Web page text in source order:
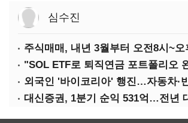
심수진
주식매매, 내년 3월부터 오전8시~오
"SOL ETF로 퇴직연금 포트폴리오
외국인 '바이코리아' 행진…자동차·